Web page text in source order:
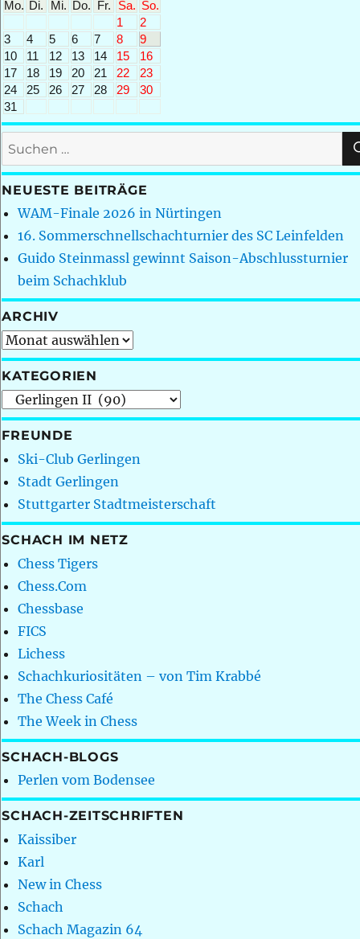
Mo. Di. Mi. Do. Fr. Sa. So.
1
2
3
4 5 6 7 8
9
10
11 12 13 14 15
16
17
18 19 20 21 22
23
24
25 26 27 28 29
30
31
Suchen
nach:
NEUESTE BEITRÄGE
WAM-Finale 2026 in Nürtingen
16. Sommerschnellschachturnier des SC Leinfelden
Guido Steinmassl gewinnt Saison-Abschlussturnier
beim Schachklub
ARCHIV
Archiv
KATEGORIEN
Kategorien
FREUNDE
Ski-Club Gerlingen
Stadt Gerlingen
Stuttgarter Stadtmeisterschaft
SCHACH IM NETZ
Chess Tigers
Chess.Com
Chessbase
FICS
Lichess
Schachkuriositäten – von Tim Krabbé
The Chess Café
The Week in Chess
SCHACH-BLOGS
Perlen vom Bodensee
SCHACH-ZEITSCHRIFTEN
Kaissiber
Karl
New in Chess
Schach
Schach Magazin 64